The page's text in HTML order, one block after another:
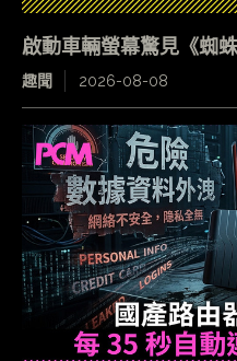
啟動車輛螢幕驚見《蜘
趣聞 2026-08-08